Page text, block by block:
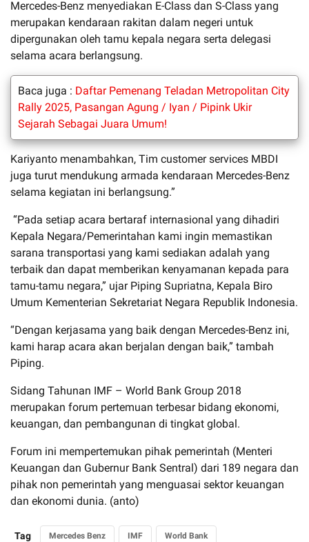
Mercedes-Benz menyediakan E-Class dan S-Class yang
merupakan kendaraan rakitan dalam negeri untuk
dipergunakan oleh tamu kepala negara serta delegasi
selama acara berlangsung.
Baca juga : Daftar Pemenang Teladan Metropolitan City
Rally 2025, Pasangan Agung / Iyan / Pipink Ukir
Sejarah Sebagai Juara Umum!
Kariyanto menambahkan, Tim customer services MBDI
juga turut mendukung armada kendaraan Mercedes-Benz
selama kegiatan ini berlangsung.”
“Pada setiap acara bertaraf internasional yang dihadiri
Kepala Negara/Pemerintahan kami ingin memastikan
sarana transportasi yang kami sediakan adalah yang
terbaik dan dapat memberikan kenyamanan kepada para
tamu-tamu negara,” ujar Piping Supriatna, Kepala Biro
Umum Kementerian Sekretariat Negara Republik Indonesia.
“Dengan kerjasama yang baik dengan Mercedes-Benz ini,
kami harap acara akan berjalan dengan baik,” tambah
Piping.
Sidang Tahunan IMF – World Bank Group 2018
merupakan forum pertemuan terbesar bidang ekonomi,
keuangan, dan pembangunan di tingkat global.
Forum ini mempertemukan pihak pemerintah (Menteri
Keuangan dan Gubernur Bank Sentral) dari 189 negara dan
pihak non pemerintah yang menguasai sektor keuangan
dan ekonomi dunia. (anto)
Tag Mercedes Benz IMF World Bank